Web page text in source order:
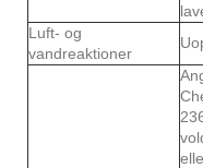
Luft- og
vandreaktioner